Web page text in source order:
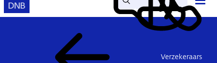
Zoek Lees
voor
Mijn
DNB
Contact
Verzekeraars